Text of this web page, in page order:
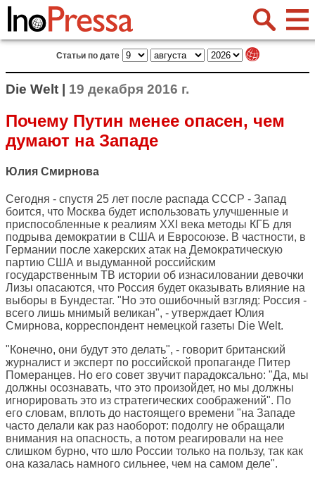
Статьи по дате
Die Welt | 19 декабря 2016 г.
Почему Путин менее опасен, чем
думают на Западе
Юлия Смирнова
Сегодня - спустя 25 лет после распада СССР - Запад
боится, что Москва будет использовать улучшенные и
приспособленные к реалиям XXI века методы КГБ для
подрыва демократии в США и Евросоюзе. В частности, в
Германии после хакерских атак на Демократическую
партию США и выдуманной российским
государственным ТВ истории об изнасиловании девочки
Лизы опасаются, что Россия будет оказывать влияние на
выборы в Бундестаг. "Но это ошибочный взгляд: Россия -
всего лишь мнимый великан", - утверждает Юлия
Смирнова, корреспондент немецкой газеты Die Welt.
"Конечно, они будут это делать", - говорит британский
журналист и эксперт по российской пропаганде Питер
Померанцев. Но его совет звучит парадоксально: "Да, мы
должны осознавать, что это произойдет, но мы должны
игнорировать это из стратегических соображений". По
его словам, вплоть до настоящего времени "на Западе
часто делали как раз наоборот: подолгу не обращали
внимания на опасность, а потом реагировали на нее
слишком бурно, что шло России только на пользу, так как
она казалась намного сильнее, чем на самом деле".